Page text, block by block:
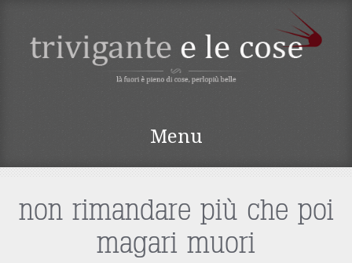
TRIVIGANTE E LE
Menu
contenuto
non rimandare più che poi
magari muori